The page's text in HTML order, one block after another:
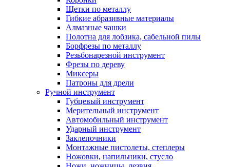
Щетки по металлу
Гибкие абразивные материалы
Алмазные чашки
Полотна для лобзика, сабельной пилы
Борфрезы по металлу
Резьбонарезной инструмент
Фрезы по дереву
Миксеры
Патроны для дрели
Ручной инструмент
Губцевый инструмент
Мерительный инструмент
Автомобильный инструмент
Ударный инструмент
Заклепочники
Монтажные пистолеты, степлеры
Ножовки, напильники, стусло